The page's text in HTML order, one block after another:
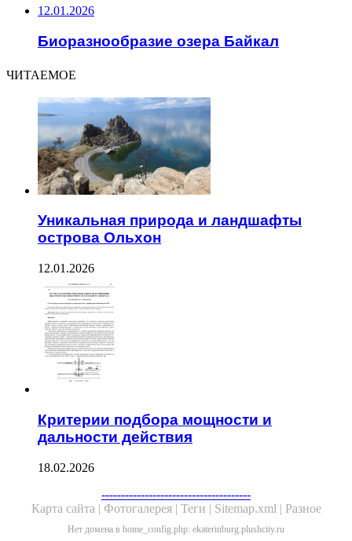
12.01.2026
Биоразнообразие озера Байкал
ЧИТАЕМОЕ
Уникальная природа и ландшафты
острова Ольхон
12.01.2026
Критерии подбора мощности и
дальности действия
18.02.2026
--------------------------------------
Карта сайта | Фотогалерея | Теги | Sitemap.xml | Разное
Нет домена в home_config.php: ekaterinburg.plushcity.ru